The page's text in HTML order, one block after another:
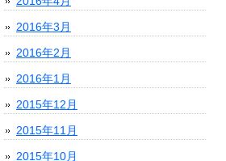
2016年3月
2016年2月
2016年1月
2015年12月
2015年11月
2015年10月